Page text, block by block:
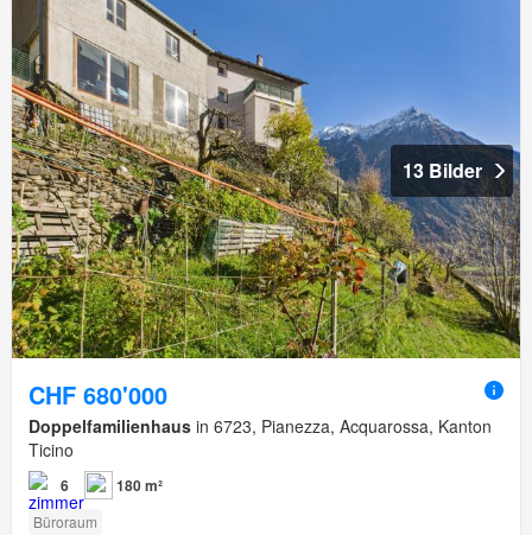
13 Bilder
CHF 680'000
Doppelfamilienhaus in 6723, Pianezza, Acquarossa, Kanton
Ticino
6 180 m²
Büroraum